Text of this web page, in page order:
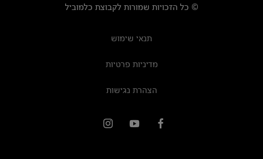
© כל הזכויות שמורות לקבוצת כלמוביל
תנאי שימוש
מדיניות פרטיות
הצהרת נגישות